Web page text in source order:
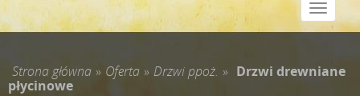
Zwiń
menu
Strona główna » Oferta » Drzwi ppoż. » Drzwi drewniane
płycinowe